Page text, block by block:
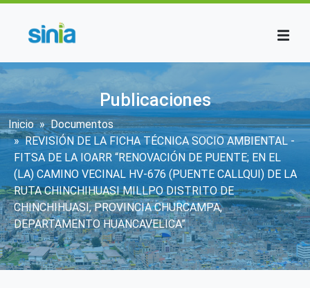
Publicaciones
Sobrescribir enlaces de ayuda a la
Inicio
Documentos
REVISIÓN DE LA FICHA TÉCNICA SOCIO AMBIENTAL -
FITSA DE LA IOARR “RENOVACIÓN DE PUENTE; EN EL
(LA) CAMINO VECINAL HV-676 (PUENTE CALLQUI) DE LA
RUTA CHINCHIHUASI MILLPO DISTRITO DE
CHINCHIHUASI, PROVINCIA CHURCAMPA,
DEPARTAMENTO HUANCAVELICA”